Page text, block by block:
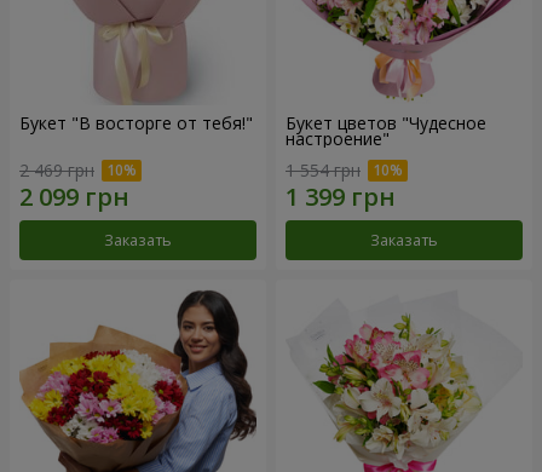
Букет "В восторге от тебя!"
2 469 грн
Заказать
Букет цветов "Чудесное
настроение"
1 554 грн
Заказать